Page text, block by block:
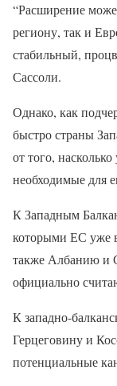
“Расширение
региону, так и
стабильный,
Сассоли.
Однако, как
быстро страны
от того,
необходимые для
К Западным
которыми ЕС уже
также Албанию и
официально
К западно-
Герцеговину и
потенциальные